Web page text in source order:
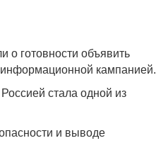
готовности объявить
кампанией.
стала одной из
и выводе